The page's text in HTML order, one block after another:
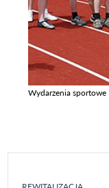
Wydarzenia sportowe